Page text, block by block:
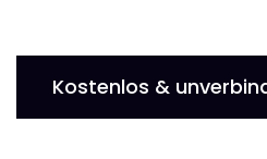
Kostenlos &